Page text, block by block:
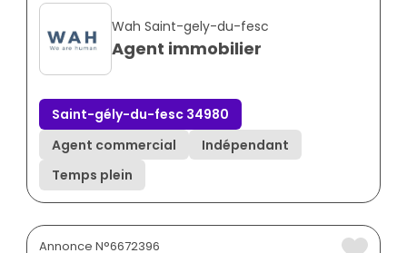
Wah Saint-gely-du-fesc
Agent immobilier
Saint-gély-du-fesc 34980
Agent commercial
Indépendant
Temps plein
Annonce N°6672396